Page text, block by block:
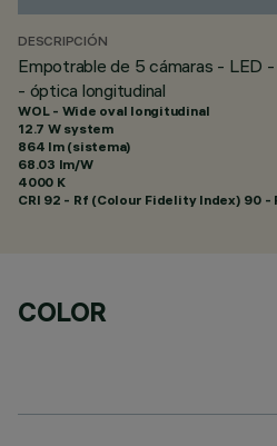
DESCRIPCIÓN
Empotrable de 5 cámaras - LED
- óptica longitudinal
WOL - Wide oval longitudinal
12.7 W system
864 lm (sistema)
68.03 lm/W
4000 K
CRI 92 - Rf (Colour Fidelity Index) 90 -
COLOR